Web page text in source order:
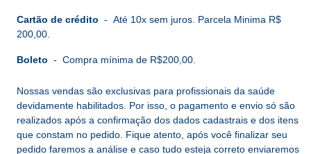
Cartão de crédito - Até 10x sem juros. Parcela Minima R$
200,00.
Boleto - Compra mínima de R$200,00.
Nossas vendas são exclusivas para profissionais da saúde
devidamente habilitados. Por isso, o pagamento e envio só são
realizados após a confirmação dos dados cadastrais e dos itens
que constam no pedido. Fique atento, após você finalizar seu
pedido faremos a análise e caso tudo esteja correto enviaremos